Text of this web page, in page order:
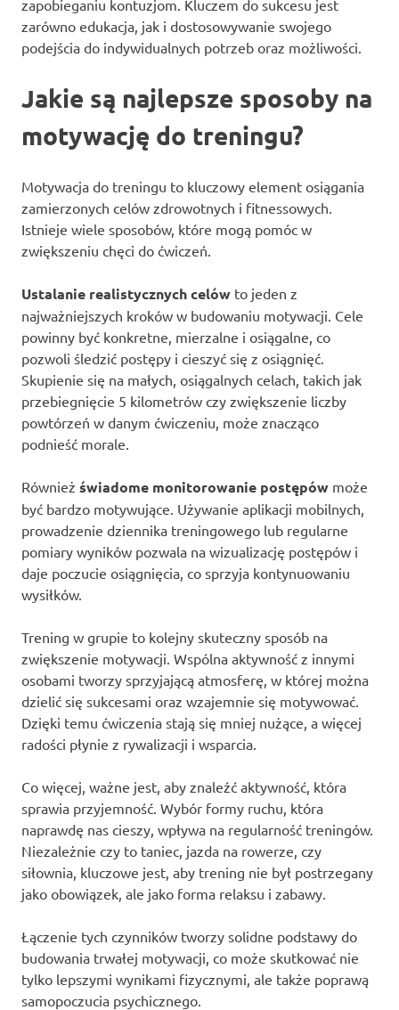
zapobieganiu kontuzjom. Kluczem do sukcesu jest
zarówno edukacja, jak i dostosowywanie swojego
podejścia do indywidualnych potrzeb oraz możliwości.
Jakie są najlepsze sposoby na
motywację do treningu?
Motywacja do treningu to kluczowy element osiągania
zamierzonych celów zdrowotnych i fitnessowych.
Istnieje wiele sposobów, które mogą pomóc w
zwiększeniu chęci do ćwiczeń.
Ustalanie realistycznych celów to jeden z
najważniejszych kroków w budowaniu motywacji. Cele
powinny być konkretne, mierzalne i osiągalne, co
pozwoli śledzić postępy i cieszyć się z osiągnięć.
Skupienie się na małych, osiągalnych celach, takich jak
przebiegnięcie 5 kilometrów czy zwiększenie liczby
powtórzeń w danym ćwiczeniu, może znacząco
podnieść morale.
Również świadome monitorowanie postępów może
być bardzo motywujące. Używanie aplikacji mobilnych,
prowadzenie dziennika treningowego lub regularne
pomiary wyników pozwala na wizualizację postępów i
daje poczucie osiągnięcia, co sprzyja kontynuowaniu
wysiłków.
Trening w grupie to kolejny skuteczny sposób na
zwiększenie motywacji. Wspólna aktywność z innymi
osobami tworzy sprzyjającą atmosferę, w której można
dzielić się sukcesami oraz wzajemnie się motywować.
Dzięki temu ćwiczenia stają się mniej nużące, a więcej
radości płynie z rywalizacji i wsparcia.
Co więcej, ważne jest, aby znaleźć aktywność, która
sprawia przyjemność. Wybór formy ruchu, która
naprawdę nas cieszy, wpływa na regularność treningów.
Niezależnie czy to taniec, jazda na rowerze, czy
siłownia, kluczowe jest, aby trening nie był postrzegany
jako obowiązek, ale jako forma relaksu i zabawy.
Łączenie tych czynników tworzy solidne podstawy do
budowania trwałej motywacji, co może skutkować nie
tylko lepszymi wynikami fizycznymi, ale także poprawą
samopoczucia psychicznego.